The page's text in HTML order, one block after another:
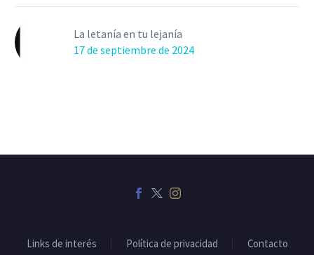
La letanía en tu lejanía
17 de septiembre de 2024
Links de interés Política de privacidad Contacto